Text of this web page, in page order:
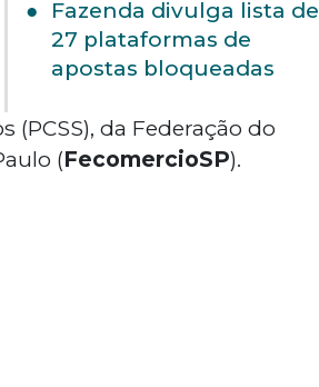
Fazenda divulga lista de
27 plataformas de
apostas bloqueadas
da Federação do
(FecomercioSP).